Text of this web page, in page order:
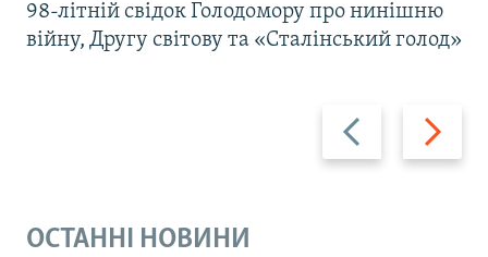
Назад Вперед
98-літній свідок Голодомору про нинішню
війну, Другу світову та «Сталінський голод»
ОСТАННІ НОВИНИ